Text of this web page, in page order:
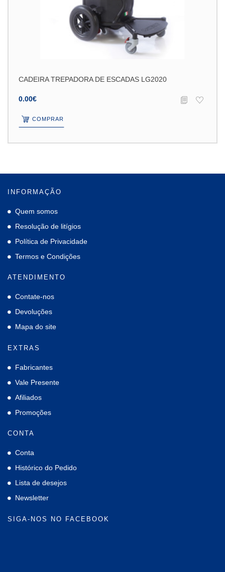
CADEIRA TREPADORA DE ESCADAS LG2020
0.00€
COMPRAR
INFORMAÇÃO
Quem somos
Resolução de litígios
Política de Privacidade
Termos e Condições
ATENDIMENTO
Contate-nos
Devoluções
Mapa do site
EXTRAS
Fabricantes
Vale Presente
Afiliados
Promoções
CONTA
Conta
Histórico do Pedido
Lista de desejos
Newsletter
SIGA-NOS NO FACEBOOK